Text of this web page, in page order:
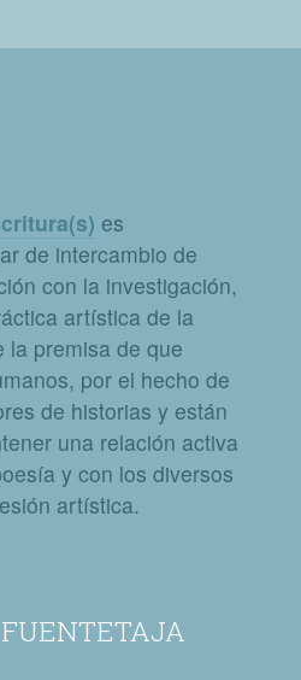
es
de intercambio de
con la investigación,
artística de la
la premisa de que
por el hecho de
de historias y están
una relación activa
y con los diversos
artística.